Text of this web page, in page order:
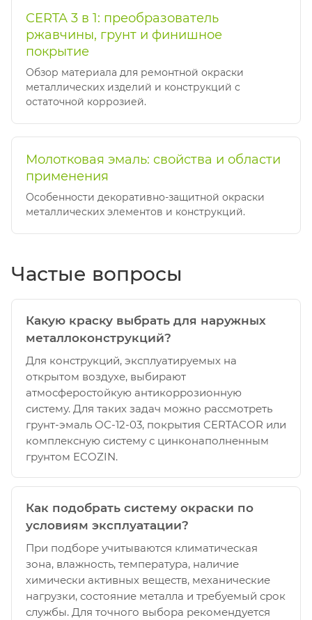
CERTA 3 в 1: преобразователь
ржавчины, грунт и финишное
покрытие
Обзор материала для ремонтной окраски
металлических изделий и конструкций с
остаточной коррозией.
Молотковая эмаль: свойства и области
применения
Особенности декоративно-защитной окраски
металлических элементов и конструкций.
Частые вопросы
Какую краску выбрать для наружных
металлоконструкций?
Для конструкций, эксплуатируемых на
открытом воздухе, выбирают
атмосферостойкую антикоррозионную
систему. Для таких задач можно рассмотреть
грунт-эмаль ОС-12-03, покрытия CERTACOR или
комплексную систему с цинконаполненным
грунтом ECOZIN.
Как подобрать систему окраски по
условиям эксплуатации?
При подборе учитываются климатическая
зона, влажность, температура, наличие
химически активных веществ, механические
нагрузки, состояние металла и требуемый срок
службы. Для точного выбора рекомендуется